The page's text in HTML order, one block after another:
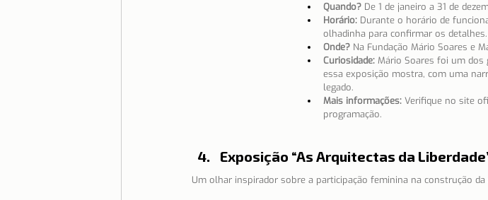
Quando? De 1 de janeiro a 31 de
Horário: Durante o horário de
olhadinha para confirmar os detalhes.
Onde? Na Fundação Mário Soares e
Curiosidade: Mário Soares foi um dos
essa exposição mostra, com uma
legado.
Mais informações: Verifique no site
programação.
Exposição “As Arquitectas da
Um olhar inspirador sobre a participação feminina na construção da